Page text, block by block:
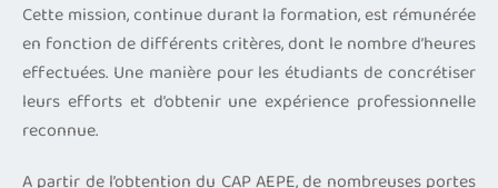
Cette mission, continue durant la formation, est rémunérée
en fonction de différents critères, dont le nombre d’heures
effectuées. Une manière pour les étudiants de concrétiser
leurs efforts et d’obtenir une expérience professionnelle
reconnue.
A partir de l’obtention du CAP AEPE, de nombreuses portes